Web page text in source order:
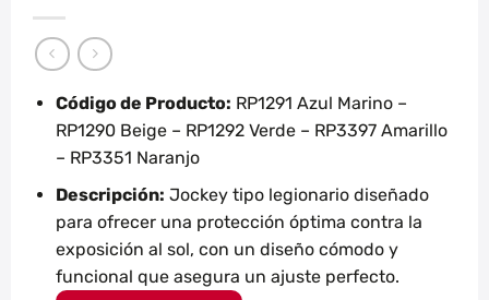
Código de Producto: RP1291 Azul Marino –
RP1290 Beige – RP1292 Verde – RP3397 Amarillo
– RP3351 Naranjo
Descripción: Jockey tipo legionario diseñado
para ofrecer una protección óptima contra la
exposición al sol, con un diseño cómodo y
funcional que asegura un ajuste perfecto.